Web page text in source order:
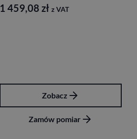
1 459,08 zł z VAT
Zobacz
Zamów pomiar